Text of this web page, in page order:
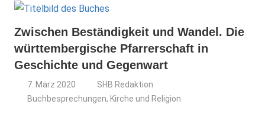
Zwischen Beständigkeit und Wandel. Die
württembergische Pfarrerschaft in
Geschichte und Gegenwart
7. März 2020
SHB Redaktion
Buchbesprechungen, Kirche und Religion